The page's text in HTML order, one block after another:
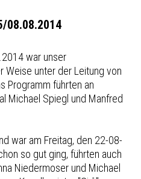
08.08.2014
war unser
Weise unter der Leitung von
Programm führten an
Michael Spiegl und Manfred
war am Freitag, den 22-08-
so gut ging, führten auch
Niedermoser und Michael